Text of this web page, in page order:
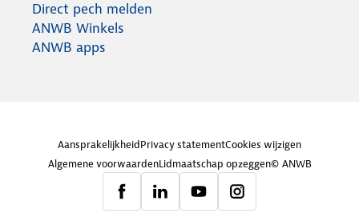
Direct pech melden
ANWB Winkels
ANWB apps
AansprakelijkheidPrivacy statementCookies wijzigen
Algemene voorwaardenLidmaatschap opzeggen© ANWB